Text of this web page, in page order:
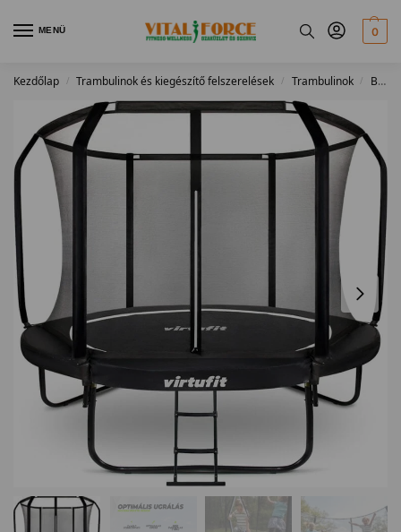
MENÜ 0
Kezdőlap / Trambulinok és kiegészítő felszerelések / Trambulinok / Belső hálós trambulinok